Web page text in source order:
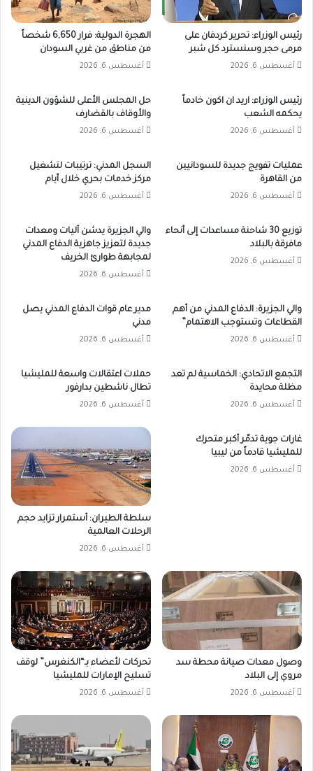
رئيس الوزراء: تحرير كردفان على
مرمى حجر وسنسترد كل شبر
أغسطس 6, 2026
الهجرة الدولية: فرار 6,650 شخصاً
من مناطق من غربي السودان
أغسطس 6, 2026
رئيس الوزراء: اريد ان اكون خادماً
يحكمه الشعب
أغسطس 6, 2026
حل المجلس الأعلى للشؤون الدينية
والأوقاف بالقضارف
أغسطس 6, 2026
عمليات تفويج جديدة للسودانيين
من القاهرة
أغسطس 6, 2026
السجل المدني: ترتيبات لتشغيل
مركز خدمات بحري خلال أيام
أغسطس 6, 2026
توزيع 30 شاحنة مساعدات إلى أنحاء
مافرقة بالبلاد
أغسطس 6, 2026
والي الجزيرة يدشن آليات ومعدات
جديدة لتعزيز جاهزية الدفاع المدني
لمجابهة طوارئ الخريف
أغسطس 6, 2026
والي الجزيرة: الدفاع المدني من أهم
القطاعات وتستوجب الاهتمام”
أغسطس 6, 2026
مدير عام قوات الدفاع المدني يصل
مدني
أغسطس 6, 2026
التجمع الاتحادي: الخماسية لم تعد
مظلة محايدة
أغسطس 6, 2026
حملات اعتقالات واسعة للمليشيا
تطال ناشطين بدارفور
أغسطس 6, 2026
غارات جوية تدمّر أكبر متحرك
للمليشيا قادماً من ليبيا
أغسطس 6, 2026
سلطة الطيران: أستمرار تزايد حجم
الرحلات العالمية
أغسطس 6, 2026
وصول معدات صيانة محطة سد
مروي إلى البلاد
أغسطس 6, 2026
تحركات لأعضاء بـ“الكنغرس” لوقف
تسليح الإمارات للمليشيا
أغسطس 6, 2026